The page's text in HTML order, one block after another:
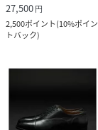
27,500円
2,500ポイント(10%ポイン
トバック)